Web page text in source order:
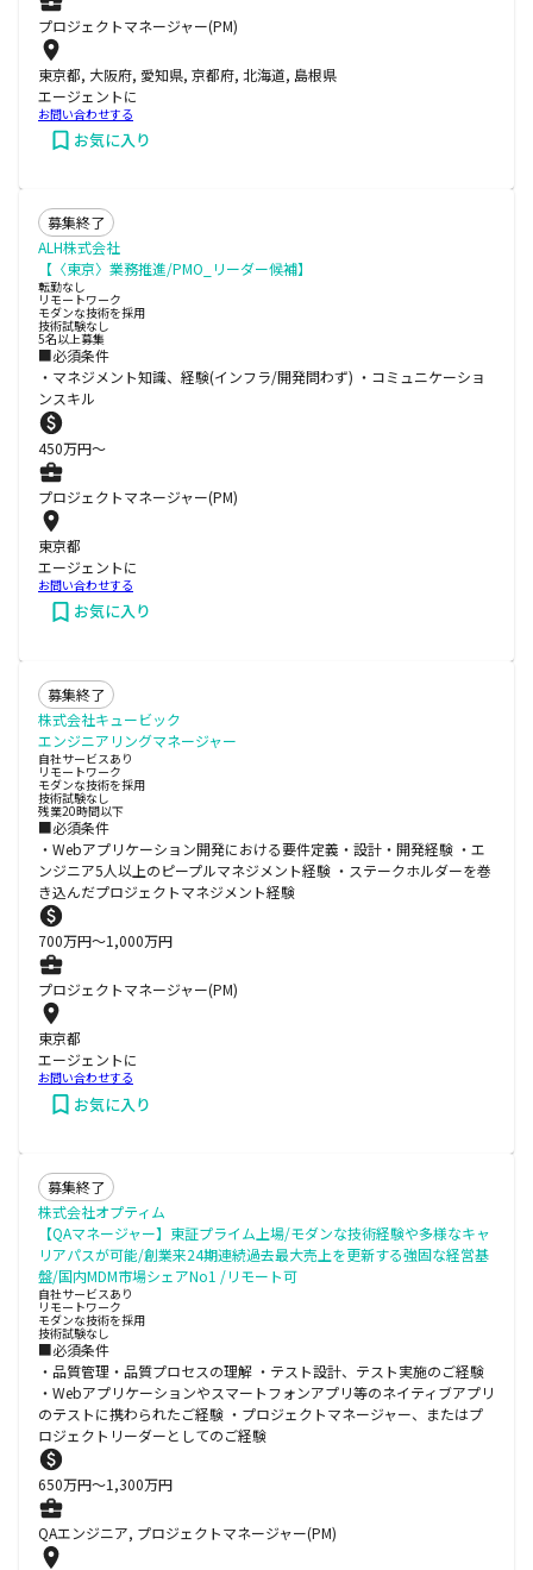
プロジェクトマネージャー(PM)
東京都, 大阪府, 愛知県, 京都府, 北海道, 島根県
エージェントに
お問い合わせする
お気に入り
募集終了
ALH株式会社
【〈東京〉業務推進/PMO_リーダー候補】
転勤なし
リモートワーク
モダンな技術を採用
技術試験なし
5名以上募集
■必須条件
・マネジメント知識、経験(インフラ/開発問わず) ・コミュニケーショ
ンスキル
450万円〜
プロジェクトマネージャー(PM)
東京都
エージェントに
お問い合わせする
お気に入り
募集終了
株式会社キュービック
エンジニアリングマネージャー
自社サービスあり
リモートワーク
モダンな技術を採用
技術試験なし
残業20時間以下
■必須条件
・Webアプリケーション開発における要件定義・設計・開発経験 ・エ
ンジニア5人以上のピープルマネジメント経験 ・ステークホルダーを巻
き込んだプロジェクトマネジメント経験
700万円〜1,000万円
プロジェクトマネージャー(PM)
東京都
エージェントに
お問い合わせする
お気に入り
募集終了
株式会社オプティム
【QAマネージャー】東証プライム上場/モダンな技術経験や多様なキャ
リアパスが可能/創業来24期連続過去最大売上を更新する強固な経営基
盤/国内MDM市場シェアNo1 /リモート可
自社サービスあり
リモートワーク
モダンな技術を採用
技術試験なし
■必須条件
・品質管理・品質プロセスの理解 ・テスト設計、テスト実施のご経験
・Webアプリケーションやスマートフォンアプリ等のネイティブアプリ
のテストに携わられたご経験 ・プロジェクトマネージャー、またはプ
ロジェクトリーダーとしてのご経験
650万円〜1,300万円
QAエンジニア, プロジェクトマネージャー(PM)